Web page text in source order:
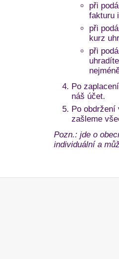
při
fakturu
při
kurz
při
Po
náš účet.
Po obdržení
zašleme
Pozn.: jde o
individuální a